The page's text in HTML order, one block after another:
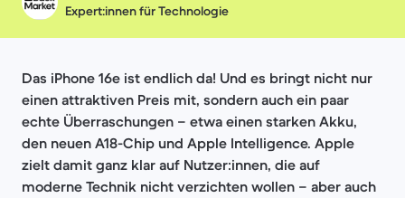
Expert:innen für Technologie
Das iPhone 16e ist endlich da! Und es bringt nicht nur
einen attraktiven Preis mit, sondern auch ein paar
echte Überraschungen – etwa einen starken Akku,
den neuen A18-Chip und Apple Intelligence. Apple
zielt damit ganz klar auf Nutzer:innen, die auf
moderne Technik nicht verzichten wollen – aber auch